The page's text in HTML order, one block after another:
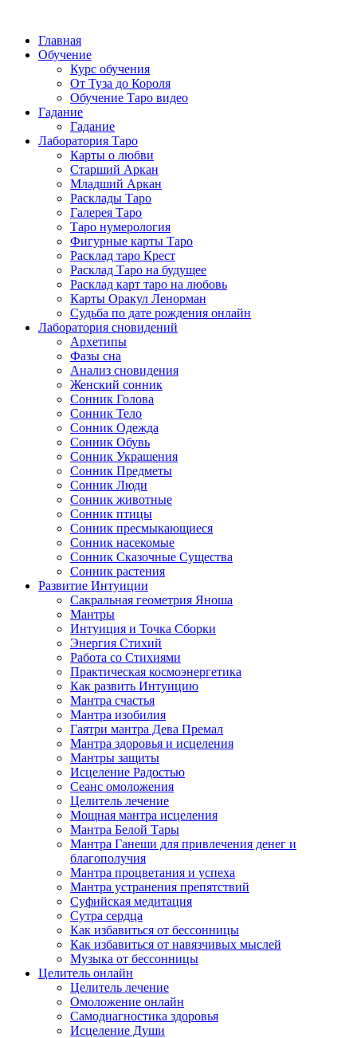
Главная
Обучение
Курс обучения
От Туза до Короля
Обучение Таро видео
Гадание
Гадание
Лаборатория Таро
Карты о любви
Старший Аркан
Младший Аркан
Расклады Таро
Галерея Таро
Таро нумерология
Фигурные карты Таро
Расклад таро Крест
Расклад Таро на будущее
Расклад карт таро на любовь
Карты Оракул Ленорман
Судьба по дате рождения онлайн
Лаборатория сновидений
Архетипы
Фазы сна
Анализ сновидения
Женский сонник
Сонник Голова
Сонник Тело
Сонник Одежда
Сонник Обувь
Сонник Украшения
Сонник Предметы
Сонник Люди
Сонник животные
Сонник птицы
Сонник пресмыкающиеся
Сонник насекомые
Сонник Сказочные Существа
Сонник растения
Развитие Интуиции
Сакральная геометрия Яноша
Мантры
Интуиция и Точка Сборки
Энергия Стихий
Работа со Стихиями
Практическая космоэнергетика
Как развить Интуицию
Мантра счастья
Мантра изобилия
Гаятри мантра Дева Премал
Мантра здоровья и исцеления
Мантры защиты
Исцеление Радостью
Сеанс омоложения
Целитель лечение
Мощная мантра исцеления
Мантра Белой Тары
Мантра Ганеши для привлечения денег и
благополучия
Мантра процветания и успеха
Мантра устранения препятствий
Суфийская медитация
Сутра сердца
Как избавиться от бессонницы
Как избавиться от навязчивых мыслей
Музыка от бессонницы
Целитель онлайн
Целитель лечение
Омоложение онлайн
Самодиагностика здоровья
Исцеление Души